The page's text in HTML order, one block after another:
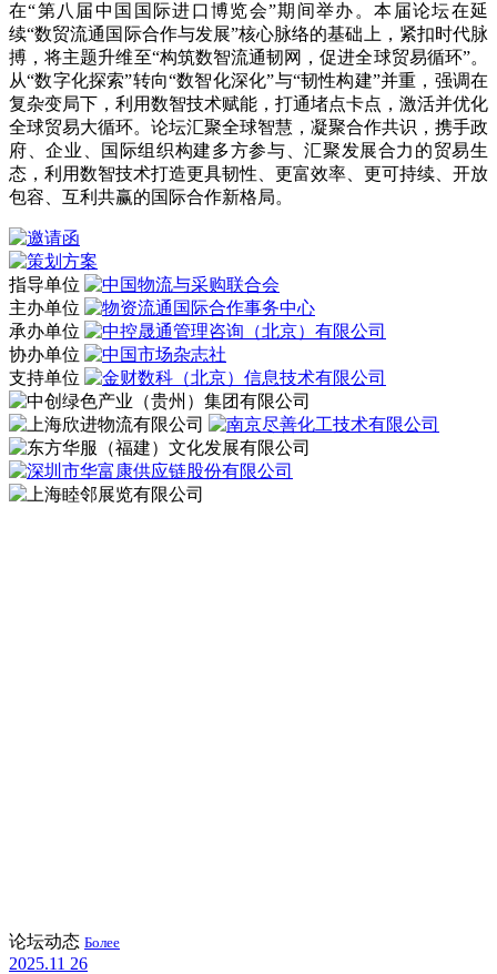
在“第八届中国国际进口博览会”期间举办。本届论坛在延
续“数贸流通国际合作与发展”核心脉络的基础上，紧扣时代脉
搏，将主题升维至“构筑数智流通韧网，促进全球贸易循环”。
从“数字化探索”转向“数智化深化”与“韧性构建”并重，强调在
复杂变局下，利用数智技术赋能，打通堵点卡点，激活并优化
全球贸易大循环。论坛汇聚全球智慧，凝聚合作共识，携手政
府、企业、国际组织构建多方参与、汇聚发展合力的贸易生
态，利用数智技术打造更具韧性、更富效率、更可持续、开放
包容、互利共赢的国际合作新格局。
指导单位
主办单位
承办单位
协办单位
支持单位
论坛动态 Более
2025.11 26